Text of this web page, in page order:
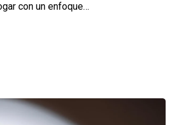
con un enfoque…